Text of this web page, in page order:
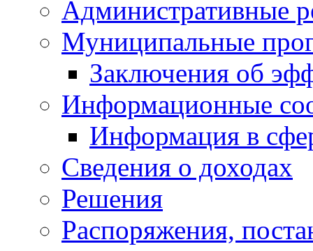
Административные
Муниципальные
Заключения об
Информационные
Информация в
Сведения о доходах
Решения
Распоряжения,